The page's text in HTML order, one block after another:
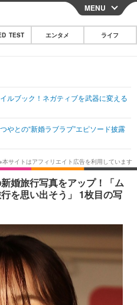
CLOSE
その他
韓国・芸能
スポーツ
その他
グルメ
ショッピング
MENU
TEST エンタメ ライフ
ルブック！ネガティブを武器に変える
やとの“新婚ラブラブ”エピソード披露
婚旅行写真をアップ！「ム
を思い出そう」 1枚目の写